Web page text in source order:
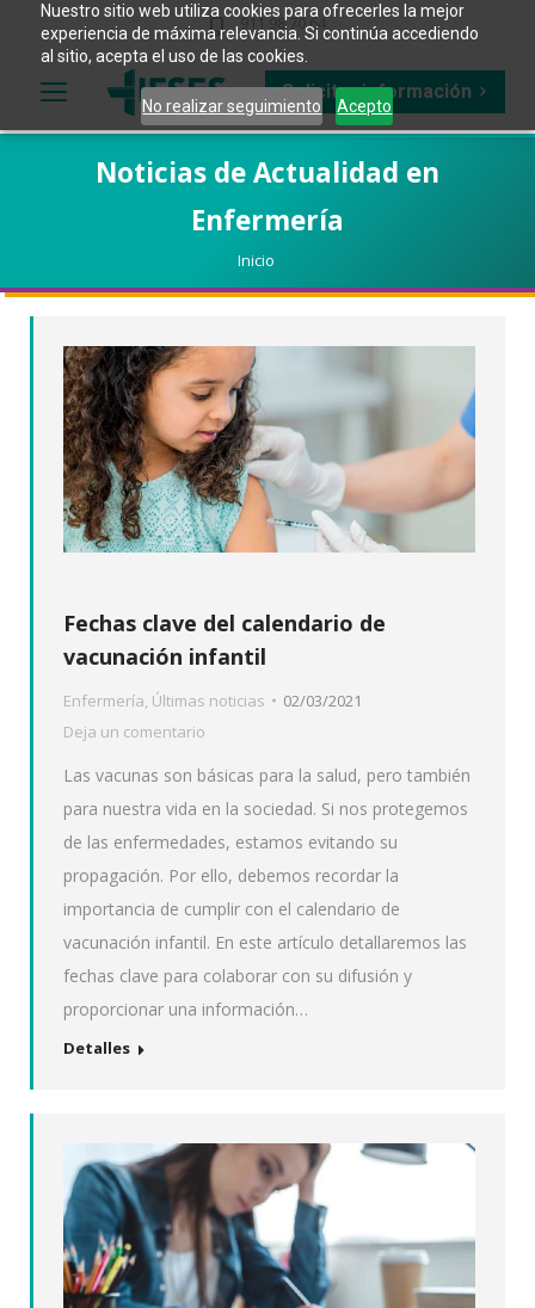
Nuestro sitio web utiliza cookies para ofrecerles la mejor
experiencia de máxima relevancia. Si continúa accediendo
al sitio, acepta el uso de las cookies.
No realizar seguimiento Acepto
911 98 70 64
Solicitar información
Noticias de Actualidad en
Enfermería
Estás aquí:
Inicio
Fechas clave del calendario de
vacunación infantil
Enfermería, Últimas noticias
02/03/2021
Deja un comentario
Las vacunas son básicas para la salud, pero también
para nuestra vida en la sociedad. Si nos protegemos
de las enfermedades, estamos evitando su
propagación. Por ello, debemos recordar la
importancia de cumplir con el calendario de
vacunación infantil. En este artículo detallaremos las
fechas clave para colaborar con su difusión y
proporcionar una información…
Detalles